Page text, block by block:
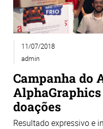
11/07/2018
admin
Campanha do
doações
Resultado expressivo e